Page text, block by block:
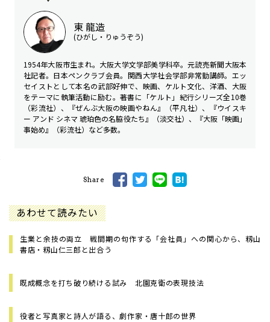
東 龍造
(ひがし・りゅうぞう)
1954年大阪市生まれ。大阪大学文学部美学科卒。元読売新聞大阪本
社記者。日本ペンクラブ会員。関西大学社会学部非常勤講師。エッ
セイストとして本名の武部好伸で、映画、ケルト文化、洋酒、大阪
をテーマに執筆活動に励む。著書に「ケルト」紀行シリーズ全10巻
（彩流社）、『ぜんぶ大阪の映画やねん』（平凡社）、『ウイスキ
ー アンド シネマ 琥珀色の名脇役たち』（淡交社）、『大阪「映画」
事始め』（彩流社）など多数。
Share
あわせて読みたい
生業と余技の両立 戦間期の句作する「会社員」への関心から、籾山
書店・籾山仁三郎と出合う
既成概念を打ち破り続ける試み 北園克衛の表現技法
役者と写真家と詩人が語る、劇作家・唐十郎の世界